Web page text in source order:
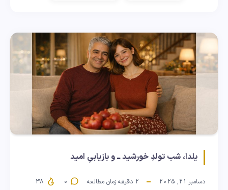
یلدا، شب تولدِ خورشید ــ و بازیابیِ امید
دسامبر 21, 2025 2 دقیقه زمان مطالعه 0